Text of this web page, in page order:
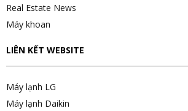
Real Estate News
Máy khoan
LIÊN KẾT WEBSITE
Máy lạnh LG
Máy lạnh Daikin